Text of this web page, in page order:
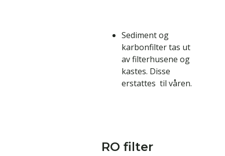
Sediment og
karbonfilter tas ut
av filterhusene og
kastes. Disse
erstattes til våren.
RO filter